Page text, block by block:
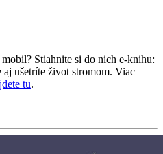
Stiahnite si do nich e-knihu:
aj ušetríte život stromom. Viac
tu.